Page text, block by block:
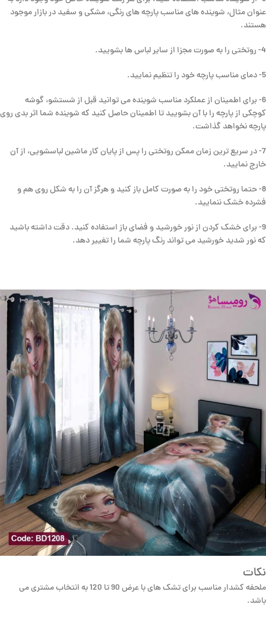
عنوان مثال، شوینده های مناسب پارچه های رنگی، مشکی و سفید در بازار موجود
هستند.
4- روتختی را به صورت مجزا از سایر لباس ها بشویید.
5- دمای مناسب پارچه خود را تنظیم نمایید.
6- برای اطمینان از عملکرد مناسب شوینده می توانید قبل از شستشو، گوشه
کوچکی از پارچه را با آن بشویید تا اطمینان حاصل کنید که شوینده شما اثر بدی روی
پارچه نخواهد گذاشت.
7- در سریع ترین زمان ممکن روتختی را پس از پایان کار ماشین لباسشویی، از آن
خارج نمایید.
8- حتما روتختی خود را به صورت کامل باز کنید و هرگز آن را به شکل روی هم و
فشرده خشک ننمایید.
9- برای خشک کردن از نور خورشید و فضای باز استفاده کنید. دقت داشته باشید
که نور شدید خورشید می تواند رنگ پارچه شما را تغییر دهد.
نکات
ملحفه کشدار مناسب برای تشک های با عرض 90 تا 120 به انتخاب مشتری می
باشد.